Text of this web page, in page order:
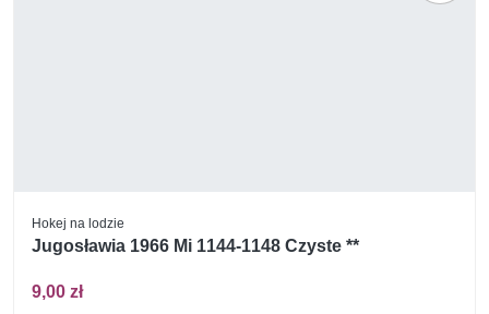
Hokej na lodzie
Jugosławia 1966 Mi 1144-1148 Czyste **
9,00 zł